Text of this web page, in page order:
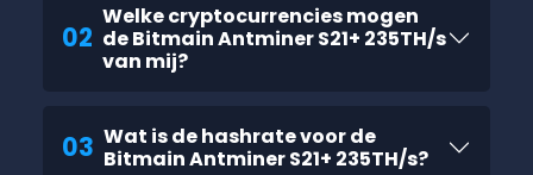
02
Welke cryptocurrencies mogen
de Bitmain Antminer S21+ 235TH/s
van mij?
03 Wat is de hashrate voor de
Bitmain Antminer S21+ 235TH/s?